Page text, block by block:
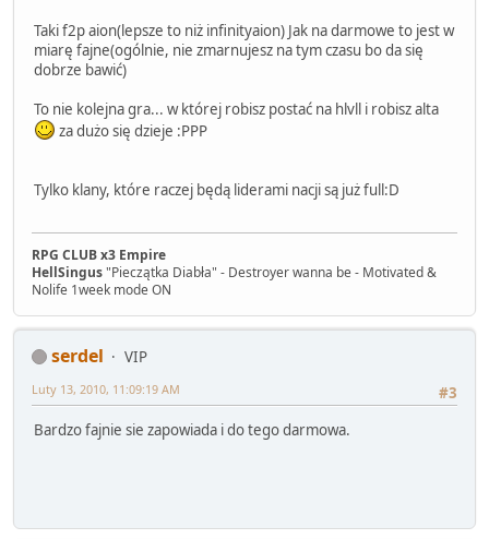
Taki f2p aion(lepsze to niż infinityaion) Jak na darmowe to jest w
miarę fajne(ogólnie, nie zmarnujesz na tym czasu bo da się
dobrze bawić)
To nie kolejna gra... w której robisz postać na hlvll i robisz alta
za dużo się dzieje :PPP
Tylko klany, które raczej będą liderami nacji są już full:D
RPG CLUB x3 Empire
HellSingus"Pieczątka Diabła" - Destroyer wanna be - Motivated &
Nolife 1week mode ON
serdel
VIP
#3
Luty 13, 2010, 11:09:19 AM
Bardzo fajnie sie zapowiada i do tego darmowa.